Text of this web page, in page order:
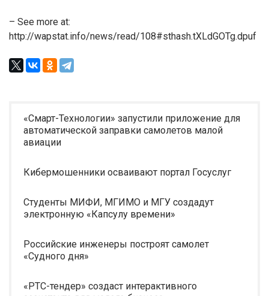
– See more at:
http://wapstat.info/news/read/108#sthash.tXLdGOTg.dpuf
«Смарт-Технологии» запустили приложение для
автоматической заправки самолетов малой
авиации
Кибермошенники осваивают портал Госуслуг
Студенты МИФИ, МГИМО и МГУ создадут
электронную «Капсулу времени»
Российские инженеры построят самолет
«Судного дня»
«РТС-тендер» создаст интерактивного